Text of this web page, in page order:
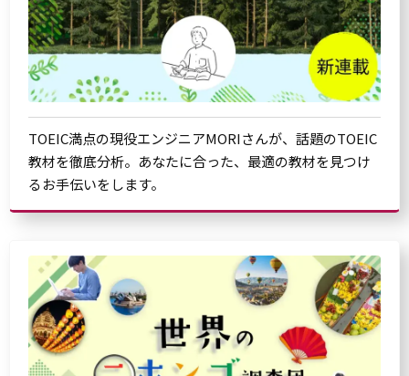
TOEIC満点の現役エンジニアMORIさんが、話題のTOEIC
教材を徹底分析。あなたに合った、最適の教材を見つけ
るお手伝いをします。